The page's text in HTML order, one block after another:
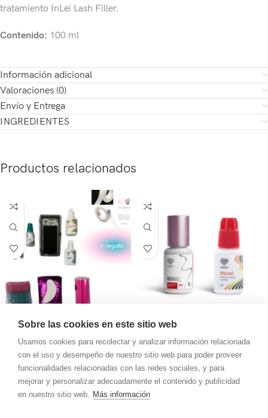
tratamiento InLei Lash Filler.
Contenido: 100 ml
Información adicional
Valoraciones (0)
Envío y Entrega
INGREDIENTES
Productos relacionados
Kit de productos para
extensiones de pestañas
Lovely
Materiales para extensiones de
pestañas
,
Pegamento
Pegamento MARVEL, Lovely
Materiales para extensiones de
pestañas
, Pegamento
28.00
35.00 € (IVA inc.)
Seleccionar Opciones
Sobre las cookies en este sitio web
Usamos cookies para recolectar y analizar información relacionada
con el uso y desempeño de nuestro sitio web para poder proveer
funcionalidades relacionadas con las redes sociales, y para
mejorar y personalizar adecuadamente el contenido y publicidad
en nuestro sitio web. Más información